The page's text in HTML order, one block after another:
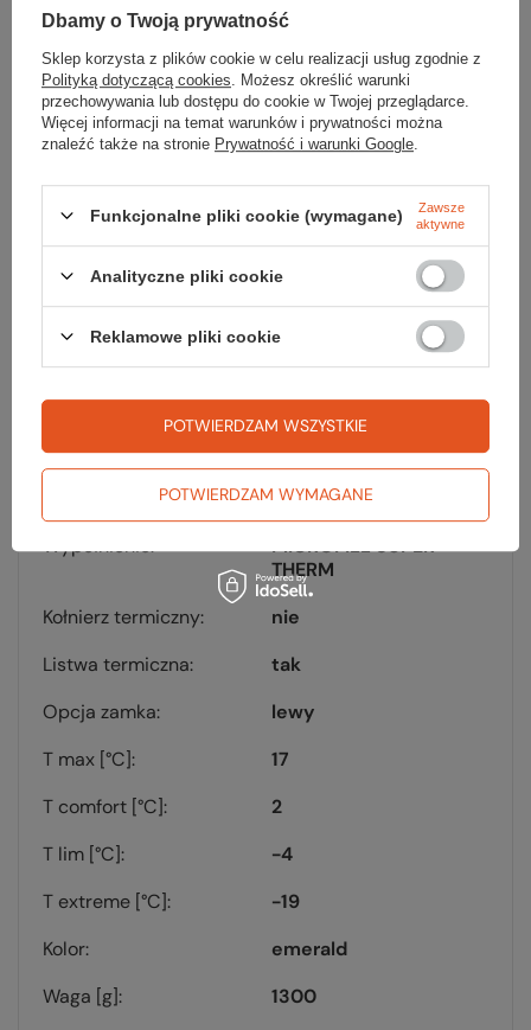
Parametry
Kształt
mumia
Materiał wewnętrzny
NYLON
[cm]
Wymiary [cm]
198 x 80 x 60
Na wzrost do [cm]
178
Wypełnienie
MICROFILL SUPER-
THERM
Kołnierz termiczny
nie
Listwa termiczna
tak
Opcja zamka
lewy
T max [°C]
17
T comfort [°C]
2
T lim [°C]
-4
T extreme [°C]
-19
Kolor
emerald
Waga [g]
1300
Dbamy o Twoją prywatność
Sklep korzysta z plików cookie w celu realizacji usług zgodnie z
Polityką dotyczącą cookies . Możesz określić warunki
przechowywania lub dostępu do cookie w Twojej przeglądarce.
Więcej informacji na temat warunków i prywatności można
znaleźć także na stronie Prywatność i warunki Google
Funkcjonalne pliki cookie (wymagane)
Zawsze
aktywne
Analityczne pliki cookie
Reklamowe pliki cookie
POTWIERDZAM WYMAGANE
POTWIERDZAM WSZYSTKIE